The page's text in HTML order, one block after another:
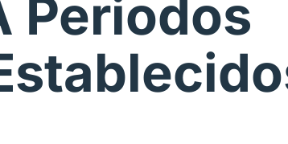
Periodos